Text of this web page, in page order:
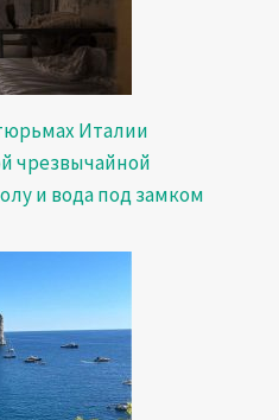
Италии
чрезвычайной
и вода под замком